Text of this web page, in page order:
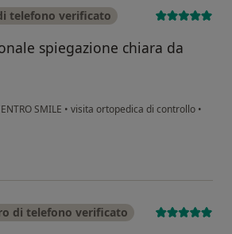
telefono verificato
spiegazione chiara da
SMILE • visita ortopedica di controllo •
C.G
di telefono verificato